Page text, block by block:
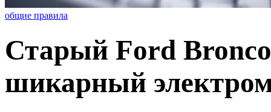
общие правила
Старый Ford
шикарный